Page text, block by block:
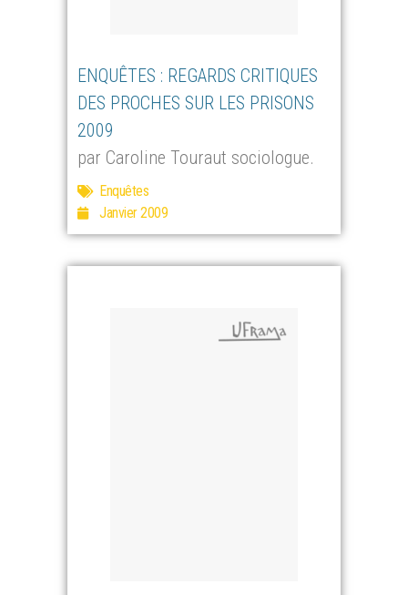
ENQUÊTES : REGARDS CRITIQUES
DES PROCHES SUR LES PRISONS
2009
par Caroline Touraut sociologue.
Enquêtes
Janvier 2009